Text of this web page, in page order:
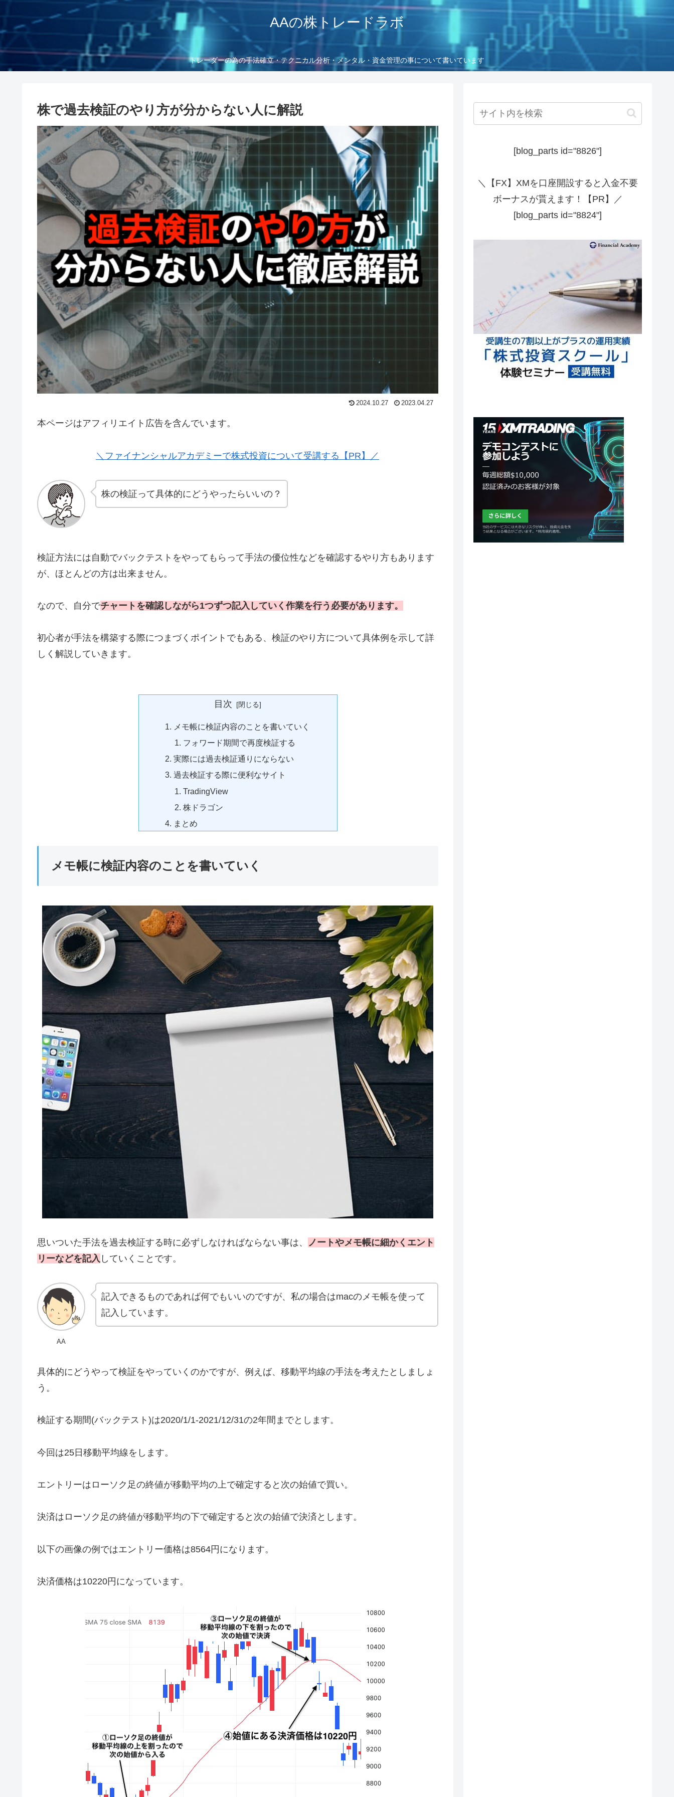
AAの株トレードラボ
トレーダーの為の手法確立・テクニカル分析・メンタル・資金管理の事について書いています
株で過去検証のやり方が分からない人に解説
2024.10.27 2023.04.27
本ページはアフィリエイト広告を含んでいます。
＼ファイナンシャルアカデミーで株式投資について受講する【PR】／
株の検証って具体的にどうやったらいいの？
検証方法には自動でバックテストをやってもらって手法の優位性などを確認するやり方もあります
が、ほとんどの方は出来ません。
なので、自分でチャートを確認しながら1つずつ記入していく作業を行う必要があります。
初心者が手法を構築する際につまづくポイントでもある、検証のやり方について具体例を示して詳
しく解説していきます。
目次
メモ帳に検証内容のことを書いていく
フォワード期間で再度検証する
実際には過去検証通りにならない
過去検証する際に便利なサイト
TradingView
株ドラゴン
まとめ
メモ帳に検証内容のことを書いていく
思いついた手法を過去検証する時に必ずしなければならない事は、 ノートやメモ帳に細かくエント
リーなどを記入 していくことです。
AA
記入できるものであれば何でもいいのですが、私の場合はmacのメモ帳を使って
記入しています。
具体的にどうやって検証をやっていくのかですが、例えば、移動平均線の手法を考えたとしましょ
う。
検証する期間(バックテスト)は2020/1/1-2021/12/31の2年間までとします。
今回は25日移動平均線をします。
エントリーはローソク足の終値が移動平均の上で確定すると次の始値で買い。
決済はローソク足の終値が移動平均の下で確定すると次の始値で決済とします。
以下の画像の例ではエントリー価格は8564円になります。
決済価格は10220円になっています。
[blog_parts id="8826"]
＼【FX】XMを口座開設すると入金不要
ボーナスが貰えます！【PR】／
[blog_parts id="8824"]